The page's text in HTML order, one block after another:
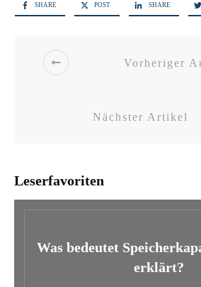
SHARE POST SHARE
Vorheriger
Nächster Artikel
Leserfavoriten
Was bedeutet
erklärt?